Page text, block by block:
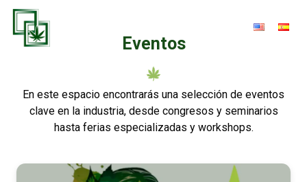
Eventos
En este espacio encontrarás una selección de eventos
clave en la industria, desde congresos y seminarios
hasta ferias especializadas y workshops.